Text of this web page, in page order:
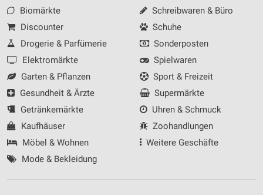
Biomärkte
Discounter
Drogerie & Parfümerie
Elektromärkte
Garten & Pflanzen
Gesundheit & Ärzte
Getränkemärkte
Kaufhäuser
Möbel & Wohnen
Mode & Bekleidung
Schreibwaren & Büro
Schuhe
Sonderposten
Spielwaren
Sport & Freizeit
Supermärkte
Uhren & Schmuck
Zoohandlungen
Weitere Geschäfte